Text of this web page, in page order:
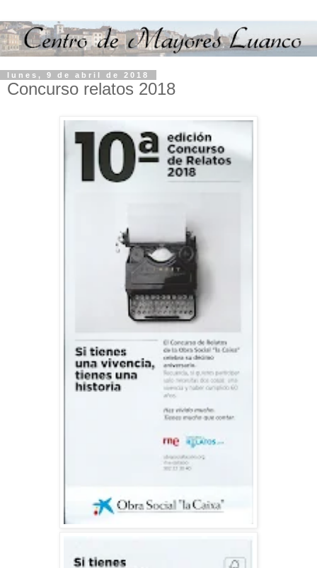
lunes, 9 de abril de 2018
Concurso relatos 2018